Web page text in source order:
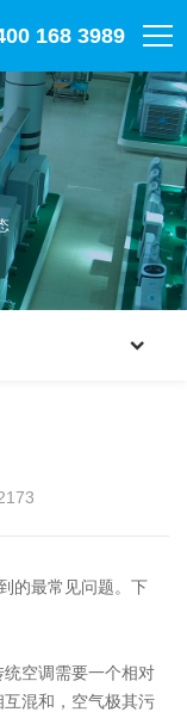
168 3989
的最常见问题。下
空调需要一个相对
混和，空气极其污